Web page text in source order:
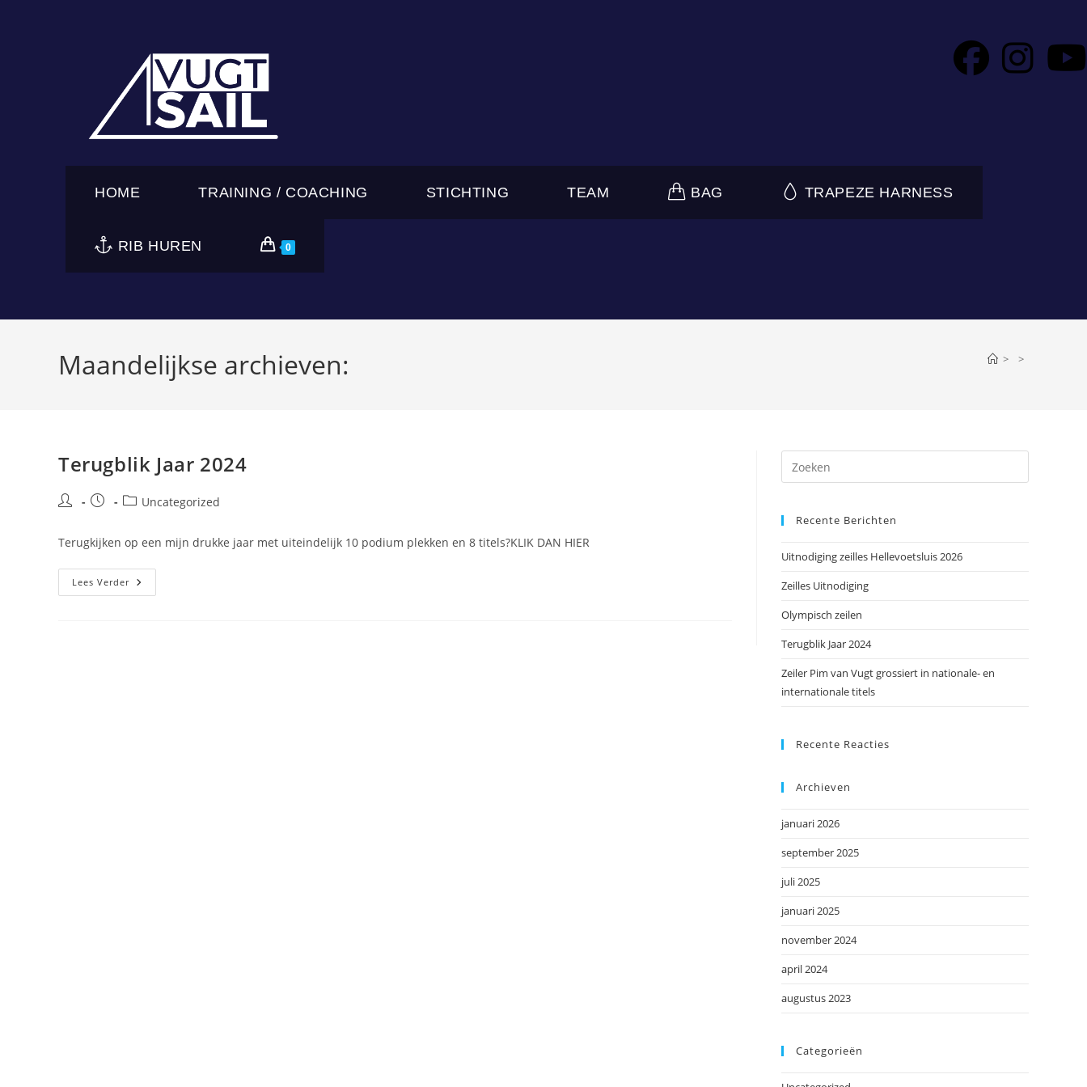
HOME TRAINING / COACHING STICHTING TEAM BAG TRAPEZE HARNESS
RIB HUREN 0
Maandelijkse archieven: > >
Terugblik Jaar 2024
BerichtBericht
op:
Berichtcategorie:
Uncategorized
Terugkijken op een mijn drukke jaar met uiteindelijk 10 podium plekken en 8 titels?KLIK DAN HIER
Lees VerderTerugblik
Jaar
op
Recente Berichten
Uitnodiging zeilles Hellevoetsluis 2026
Zeilles Uitnodiging
Olympisch zeilen
Terugblik Jaar 2024
Zeiler Pim van Vugt grossiert in nationale- en
internationale titels
Recente Reacties
Archieven
januari 2026
september 2025
juli 2025
januari 2025
november 2024
april 2024
augustus 2023
Categorieën